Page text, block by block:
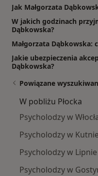
Jak Małgorzata
W jakich godzinach
Dąbkowska?
Małgorzata Dąbkowska:
Jakie ubezpieczenia
Dąbkowska?
Powiązane
W pobliżu Płocka
Psycholodzy w
Psycholodzy w Kutnie
Psycholodzy w Lipnie
Psycholodzy w